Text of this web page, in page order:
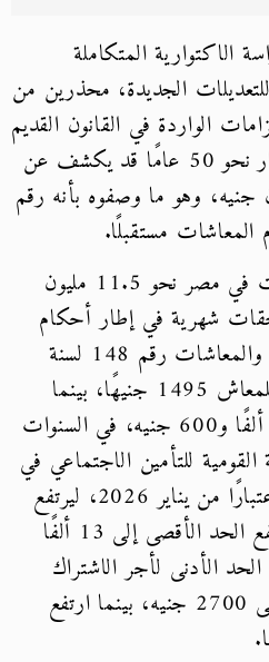
الاكتوارية المتكاملة
الجديدة، محذرين من
الواردة في القانون القديم
والتعديلات الحالية على مدار نحو 50 عامًا قد يكشف عن
من 30 تريليون جنيه، وهو ما وصفوه بأنه رقم
المعاشات مستقبلًا.
أصحاب المعاشات في مصر نحو 11.5 مليون
شهرية في إطار أحكام
قانون التأمينات الاجتماعية والمعاشات رقم 148 لسنة
2019، وبلغ الحد الأدنى للمعاش 1495 جنيهًا، بينما
وصل الحد الأقصى إلى 11 ألفًا و600 جنيه، في السنوات
القومية للتأمين الاجتماعي في
نوفمبر 2025 عن زيادته اعتبارًا من يناير 2026، ليرتفع
إلى 1755 جنيهًا، فيما ارتفع الحد الأقصى إلى 13 ألفًا
الحد الأدنى لأجر الاشتراك
التأميني من 2300 جنيه إلى 2700 جنيه، بينما ارتفع